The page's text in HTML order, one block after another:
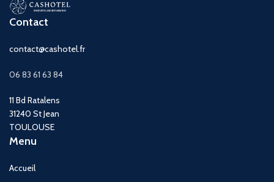
Contact
contact@cashotel.fr
06 83 61 63 84
11 Bd Ratalens
31240 St Jean
TOULOUSE
Menu
Accueil